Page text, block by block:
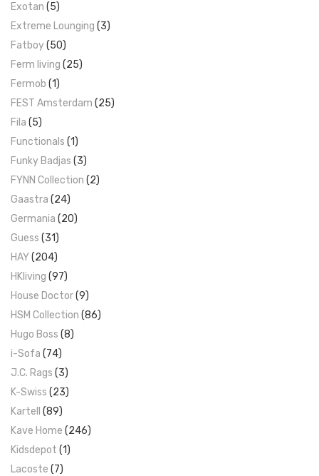
Exotan (5)
Extreme Lounging (3)
Fatboy(50)
Ferm living (25)
Fermob (1)
FEST Amsterdam (25)
Fila (5)
Functionals (1)
Funky Badjas (3)
FYNN Collection (2)
Gaastra (24)
Germania (20)
Guess (31)
HAY(204)
HKliving (97)
House Doctor(9)
HSM Collection (86)
Hugo Boss (8)
i-Sofa (74)
J.C. Rags (3)
K-Swiss (23)
Kartell (89)
Kave Home (246)
Kidsdepot (1)
Lacoste (7)